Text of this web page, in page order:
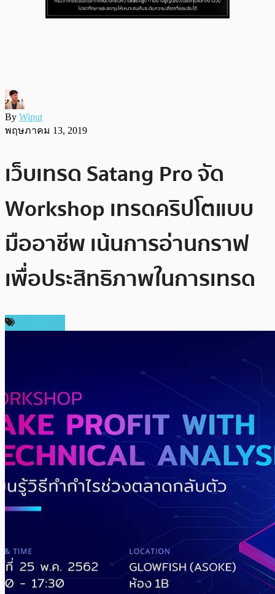
By Wiput
พฤษภาคม 13, 2019
เว็บเทรด Satang Pro จัด
Workshop เทรดคริปโตแบบ
มืออาชีพ เน้นการอ่านกราฟ
เพื่อประสิทธิภาพในการเทรด